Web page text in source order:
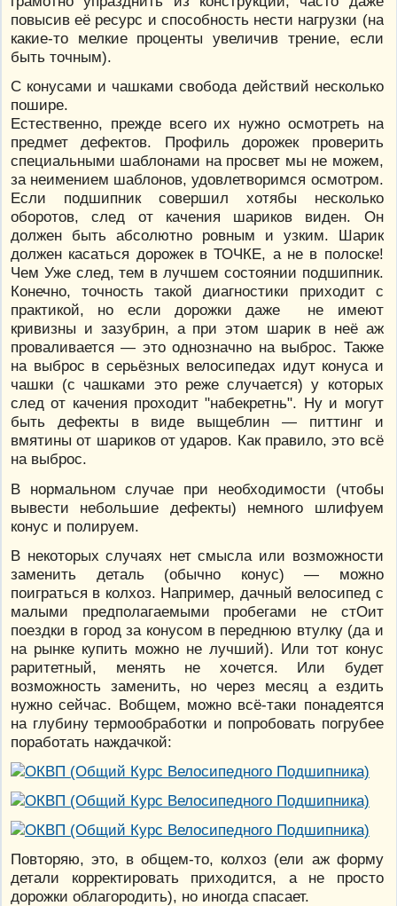
повысив её ресурс и способность нести нагрузки (на
какие-то мелкие проценты увеличив трение, если
быть точным).
С конусами и чашками свобода действий несколько
пошире.
Естественно, прежде всего их нужно осмотреть на
предмет дефектов. Профиль дорожек проверить
специальными шаблонами на просвет мы не можем,
за неимением шаблонов, удовлетворимся осмотром.
Если подшипник совершил хотябы несколько
оборотов, след от качения шариков виден. Он
должен быть абсолютно ровным и узким. Шарик
должен касаться дорожек в ТОЧКЕ, а не в полоске!
Чем Уже след, тем в лучшем состоянии подшипник.
Конечно, точность такой диагностики приходит с
практикой, но если дорожки даже не имеют
кривизны и зазубрин, а при этом шарик в неё аж
проваливается — это однозначно на выброс. Также
на выброс в серьёзных велосипедах идут конуса и
чашки (с чашками это реже случается) у которых
след от качения проходит "набекретнь". Ну и могут
быть дефекты в виде выщеблин — питтинг и
вмятины от шариков от ударов. Как правило, это всё
на выброс.
В нормальном случае при необходимости (чтобы
вывести небольшие дефекты) немного шлифуем
конус и полируем.
В некоторых случаях нет смысла или возможности
заменить деталь (обычно конус) — можно
поиграться в колхоз. Например, дачный велосипед с
малыми предполагаемыми пробегами не стОит
поездки в город за конусом в переднюю втулку (да и
на рынке купить можно не лучший). Или тот конус
раритетный, менять не хочется. Или будет
возможность заменить, но через месяц а ездить
нужно сейчас. Вобщем, можно всё-таки понадеятся
на глубину термообработки и попробовать погрубее
поработать наждачкой:
Повторяю, это, в общем-то, колхоз (ели аж форму
детали корректировать приходится, а не просто
дорожки облагородить), но иногда спасает.